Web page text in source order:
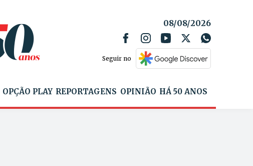
08/08/2026
Seguir no
OPÇÃO PLAY REPORTAGENS OPINIÃO HÁ 50 ANOS